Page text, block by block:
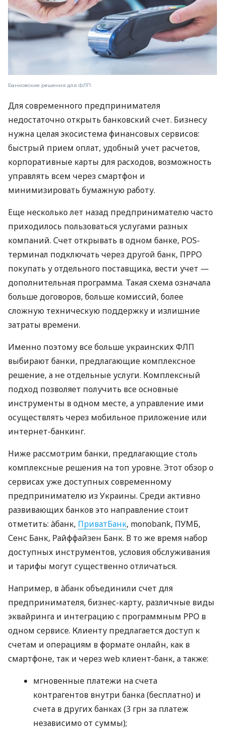
Банковские решения для ФЛП
Для современного предпринимателя
недостаточно открыть банковский счет. Бизнесу
нужна целая экосистема финансовых сервисов:
быстрый прием оплат, удобный учет расчетов,
корпоративные карты для расходов, возможность
управлять всем через смартфон и
минимизировать бумажную работу.
Еще несколько лет назад предпринимателю часто
приходилось пользоваться услугами разных
компаний. Счет открывать в одном банке, POS-
терминал подключать через другой банк, ПРРО
покупать у отдельного поставщика, вести учет —
дополнительная программа. Такая схема означала
больше договоров, больше комиссий, более
сложную техническую поддержку и излишние
затраты времени.
Именно поэтому все больше украинских ФЛП
выбирают банки, предлагающие комплексное
решение, а не отдельные услуги. Комплексный
подход позволяет получить все основные
инструменты в одном месте, а управление ими
осуществлять через мобильное приложение или
интернет-банкинг.
Ниже рассмотрим банки, предлагающие столь
комплексные решения на топ уровне. Этот обзор о
сервисах уже доступных современному
предпринимателю из Украины. Среди активно
развивающих банков это направление стоит
отметить: àбанк, ПриватБанк, monobank, ПУМБ,
Сенс Банк, Райффайзен Банк. В то же время набор
доступных инструментов, условия обслуживания
и тарифы могут существенно отличаться.
Например, в àбанк объединили счет для
предпринимателя, бизнес-карту, различные виды
эквайринга и интеграцию с программным РРО в
одном сервисе. Клиенту предлагается доступ к
счетам и операциям в формате онлайн, как в
смартфоне, так и через web клиент-банк, а также:
мгновенные платежи на счета
контрагентов внутри банка (бесплатно) и
счета в других банках (3 грн за платеж
независимо от суммы);